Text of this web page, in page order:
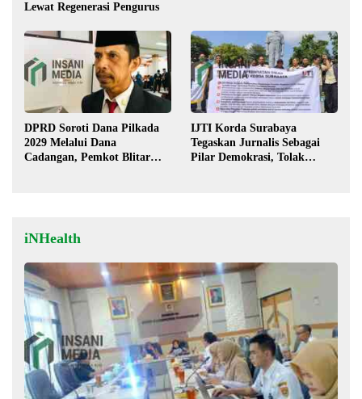
Lewat Regenerasi Pengurus
DPRD Soroti Dana Pilkada
2029 Melalui Dana
Cadangan, Pemkot Blitar
IJTI Korda Surabaya
Tegaskan Jurnalis Sebagai
Pilar Demokrasi, Tolak
iNHealth